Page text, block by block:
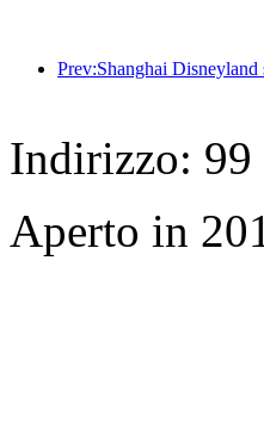
Indirizzo: 99
Aperto in